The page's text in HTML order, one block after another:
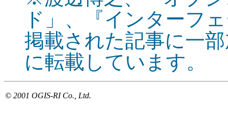
ド」、『インターフ
掲載された記事に一
に転載しています。
© 2001 OGIS-RI Co., Ltd.